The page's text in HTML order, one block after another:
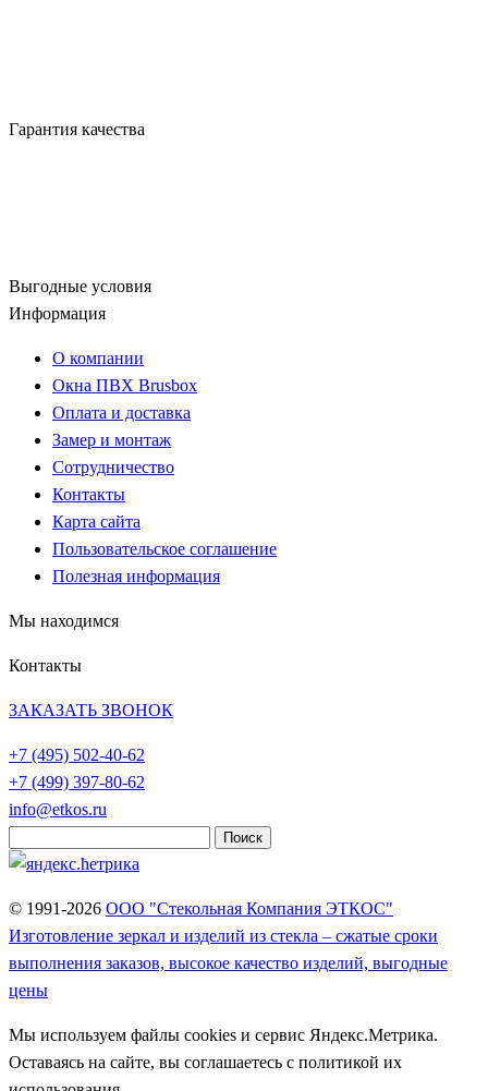
Гарантия качества
Выгодные условия
Информация
О компании
Окна ПВХ Brusbox
Оплата и доставка
Замер и монтаж
Сотрудничество
Контакты
Карта сайта
Пользовательское соглашение
Полезная информация
Мы находимся
Контакты
ЗАКАЗАТЬ ЗВОНОК
+7 (495) 502-40-62
+7 (499) 397-80-62
info@etkos.ru
© 1991-2026 ООО "Стекольная Компания ЭТКОС"
Изготовление зеркал и изделий из стекла – сжатые сроки
выполнения заказов, высокое качество изделий, выгодные
цены
Мы используем файлы cookies и сервис Яндекс.Метрика.
Оставаясь на сайте, вы соглашаетесь с политикой их